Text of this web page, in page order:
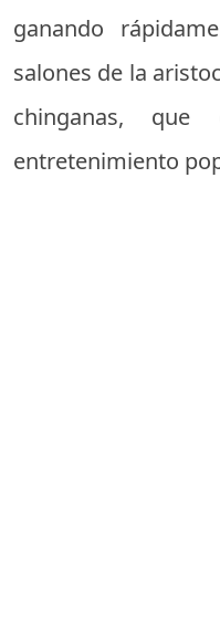
ganando
salones de la
chinganas,
entretenimiento